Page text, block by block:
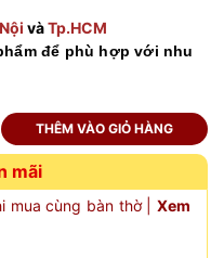
vàTp.HCM
để phù hợp với nhu
THÊM VÀO GIỎ HÀNG
mãi
mua cùng bàn thờ |Xem